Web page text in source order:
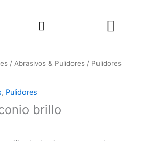
Search
/ Abrasivos & Pulidores / Pulidores
, Pulidores
brillo